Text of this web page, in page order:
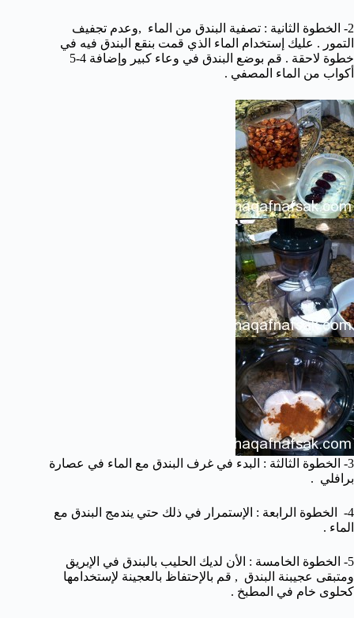
2- الخطوة الثانية : تصفية البندق من الماء ,وعدم تجفيف
التمور . عليك إستخدام الماء الذي قمت بنقع البندق فيه في
خطوة لاحقة . قم بوضع البندق في وعاء كبير وإضافة 4-5
أكواب من الماء المصفي .
3- الخطوة الثالثة : البدء في غرف البندق مع الماء في عصارة
برافلي .
4- الخطوة الرابعة : الإستمرار في ذلك حتي يندمج البندق مع
الماء .
5- الخطوة الخامسة : الأن لديك الحليب بالبندق في الإبريق
ومتبقى عجيبنة البندق , قم بالإحتفاظ بالعجينة لإستخدامها
كحلوى خام في المطبخ .